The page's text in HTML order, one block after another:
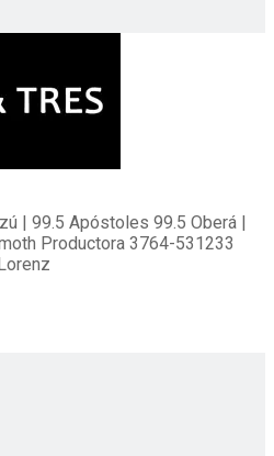
| 99.5 Apóstoles 99.5 Oberá |
Productora 3764-531233